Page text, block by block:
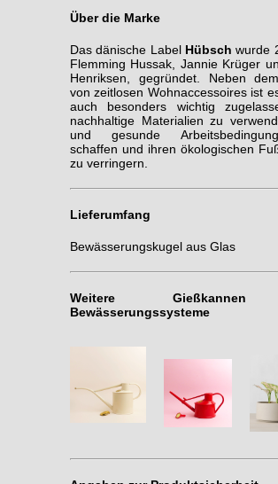
Über die Marke
Das dänische Label Hübsch wurde
Flemming Hussak, Jannie Krüger
Henriksen, gegründet. Neben
von zeitlosen Wohnaccessoires ist
auch besonders wichtig
nachhaltige Materialien zu
und gesunde
schaffen und ihren ökologischen
zu verringern.
Lieferumfang
Bewässerungskugel aus Glas
Weitere
Bewässerungssysteme